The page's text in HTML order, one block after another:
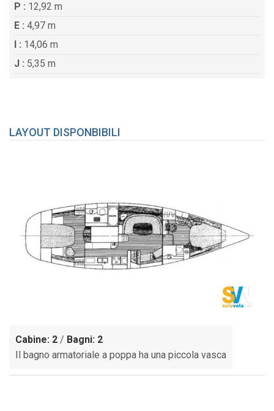
P : 12,92 m
E : 4,97 m
I : 14,06 m
J : 5,35 m
LAYOUT DISPONBIBILI
Cabine: 2 / Bagni: 2
Il bagno armatoriale a poppa ha una piccola vasca